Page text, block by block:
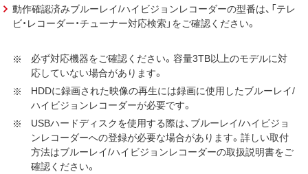
動作確認済みブルーレイ/ハイビジョンレコーダーの型番は、「テレ
ビ・レコーダー・チューナー対応検索」をご確認ください。
必ず対応機器をご確認ください。容量3TB以上のモデルに対
応していない場合があります。
HDDに録画された映像の再生には録画に使用したブルーレイ/
ハイビジョンレコーダーが必要です。
USBハードディスクを使用する際は、ブルーレイ/ハイビジョ
ンレコーダーへの登録が必要な場合があります。詳しい取付
方法はブルーレイ/ハイビジョンレコーダーの取扱説明書をご
確認ください。